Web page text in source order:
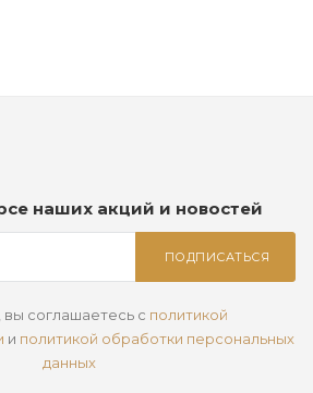
наших акций и новостей
ПОДПИСАТЬСЯ
соглашаетесь с политикой
и политикой обработки персональных
данных